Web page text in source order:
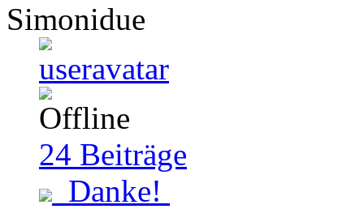
Simonidue
24 Beiträge
Danke!